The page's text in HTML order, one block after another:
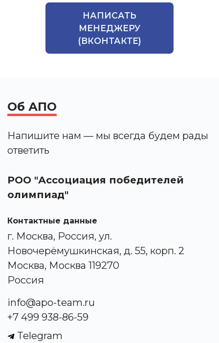
НАПИСАТЬ
МЕНЕДЖЕРУ
(ВКОНТАКТЕ)
Об АПО
Напишите нам — мы всегда будем рады
ответить
РОО "Ассоциация победителей
олимпиад"
Контактные данные
г. Москва, Россия, ул.
Новочерёмушкинская, д. 55, корп. 2
Москва, Москва 119270
Россия
info@apo-team.ru
+7 499 938-86-59
Telegram